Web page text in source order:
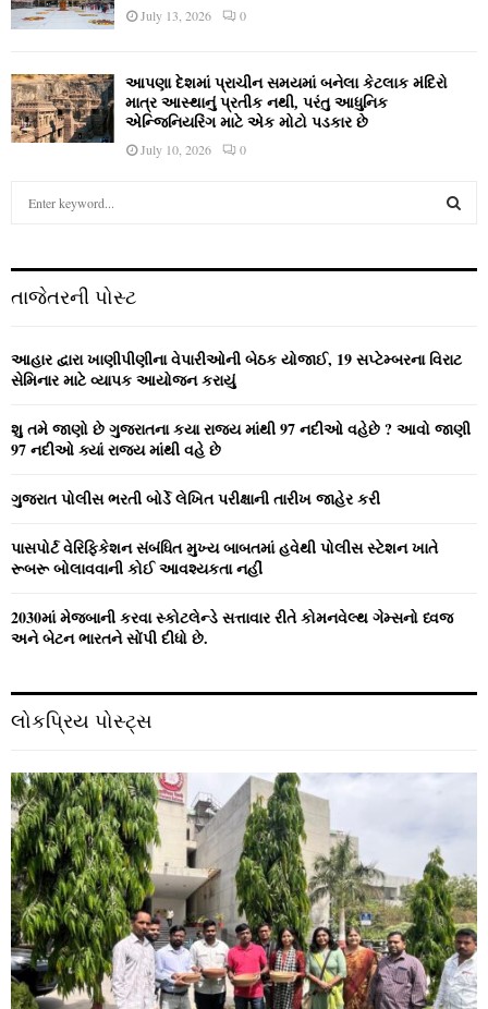
July 13, 2026 0
આપણા દેશમાં પ્રાચીન સમયમાં બનેલા કેટલાક મંદિરો
માત્ર આસ્થાનું પ્રતીક નથી, પરંતુ આધુનિક
એન્જિનિયરિંગ માટે એક મોટો પડકાર છે
July 10, 2026 0
h
o
r
C
તાજેતરની પોસ્ટ
આહાર દ્વારા ખાણીપીણીના વેપારીઓની બેઠક યોજાઈ, 19 સપ્ટેમ્બરના વિરાટ
સેમિનાર માટે વ્યાપક આયોજન કરાયું
શુ તમે જાણો છે ગુજરાતના કયા રાજ્ય માંથી 97 નદીઓ વહેછે ? આવો જાણી
97 નદીઓ ક્યાં રાજ્ય માંથી વહે છે
ગુજરાત પોલીસ ભરતી બોર્ડે લેખિત પરીક્ષાની તારીખ જાહેર કરી
પાસપોર્ટ વેરિફિકેશન સંબંધિત મુખ્ય બાબતમાં હવેથી પોલીસ સ્ટેશન ખાતે
રૂબરૂ બોલાવવાની કોઈ આવશ્યકતા નહીં
2030માં મેજબાની કરવા સ્કોટલેન્ડે સત્તાવાર રીતે કોમનવેલ્થ ગેમ્સનો ધ્વજ
અને બેટન ભારતને સોંપી દીધો છે.
લોકપ્રિય પોસ્ટ્સ